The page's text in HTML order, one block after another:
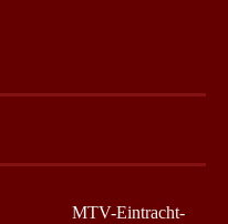
den MTV-Eintracht-